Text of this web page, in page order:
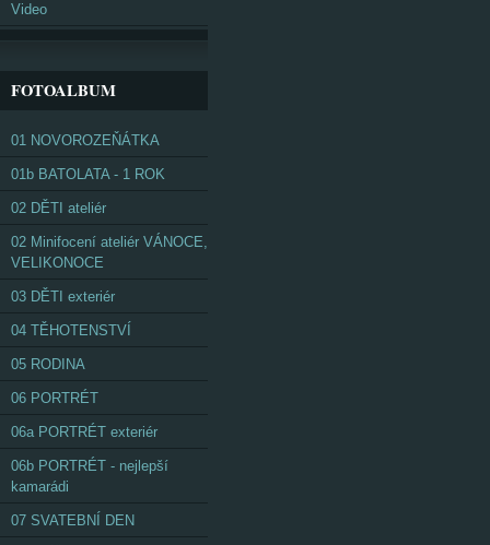
Video
FOTOALBUM
01 NOVOROZEŇÁTKA
01b BATOLATA - 1 ROK
02 DĚTI ateliér
02 Minifocení ateliér VÁNOCE,
VELIKONOCE
03 DĚTI exteriér
04 TĚHOTENSTVÍ
05 RODINA
06 PORTRÉT
06a PORTRÉT exteriér
06b PORTRÉT - nejlepší
kamarádi
07 SVATEBNÍ DEN